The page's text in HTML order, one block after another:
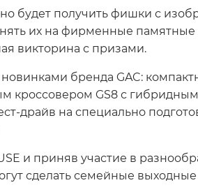
будет получить фишки с
их на фирменные
викторина с призами.
бренда GAC:
кроссовером GS8 с
драйв на специально
и приняв участие в
сделать семейные